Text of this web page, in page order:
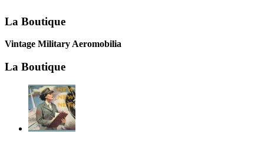
La Boutique
Vintage Military Aeromobilia
La Boutique